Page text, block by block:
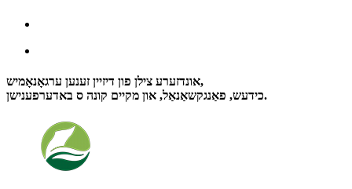
אונדזערע צילן פון דיזיין זענען ערגאָנאָמיש,
כידעש, פאַנגקשאַנאַל, און מקיים קונה ס באדערפענישן.